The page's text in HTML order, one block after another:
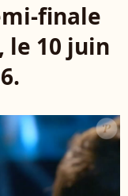
finale
le 10 juin